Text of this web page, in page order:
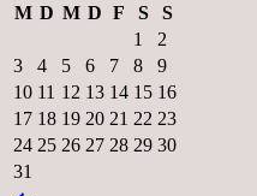
M D M D F S
S
1
2
3
4 5 6 7 8
9
10 11 12 13 14 15 16
17 18 19 20 21 22 23
24 25 26 27 28 29 30
31